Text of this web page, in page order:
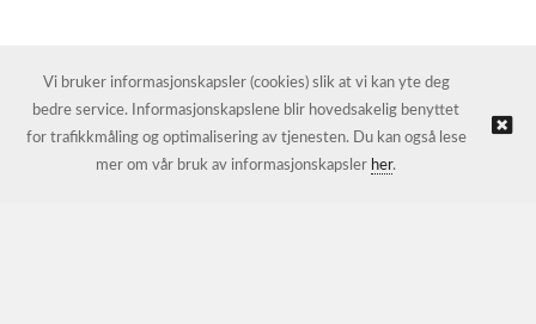
Vi bruker informasjonskapsler (cookies) slik at vi kan yte deg
bedre service. Informasjonskapslene blir hovedsakelig benyttet
for trafikkmåling og optimalisering av tjenesten. Du kan også lese
mer om vår bruk av informasjonskapsler her.